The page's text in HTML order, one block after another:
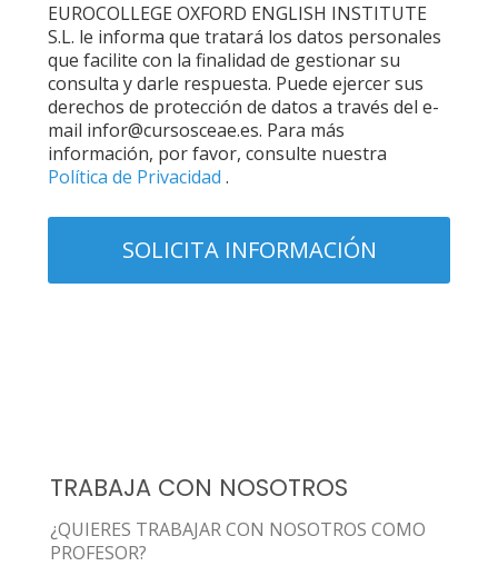
EUROCOLLEGE OXFORD ENGLISH INSTITUTE
S.L. le informa que tratará los datos personales
que facilite con la finalidad de gestionar su
consulta y darle respuesta. Puede ejercer sus
derechos de protección de datos a través del e-
mail infor@cursosceae.es. Para más
información, por favor, consulte nuestra
Política de Privacidad .
TRABAJA CON NOSOTROS
¿QUIERES TRABAJAR CON NOSOTROS COMO
PROFESOR?